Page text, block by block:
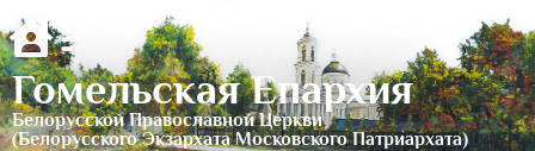
Гомельская Епархия
Белорусской Православной Церкви
(Белорусского Экзархата Московского Патриархата)